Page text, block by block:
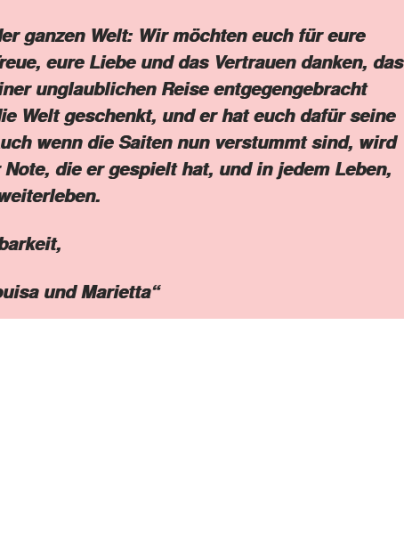
ganzen Welt: Wir möchten euch für eure
eure Liebe und das Vertrauen danken, das
unglaublichen Reise entgegengebracht
Welt geschenkt, und er hat euch dafür seine
wenn die Saiten nun verstummt sind, wird
die er gespielt hat, und in jedem Leben,
und Marietta“